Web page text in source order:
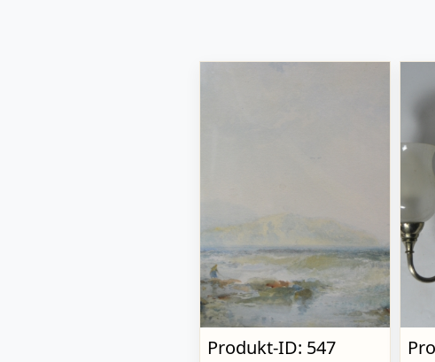
Produkt-ID: 547